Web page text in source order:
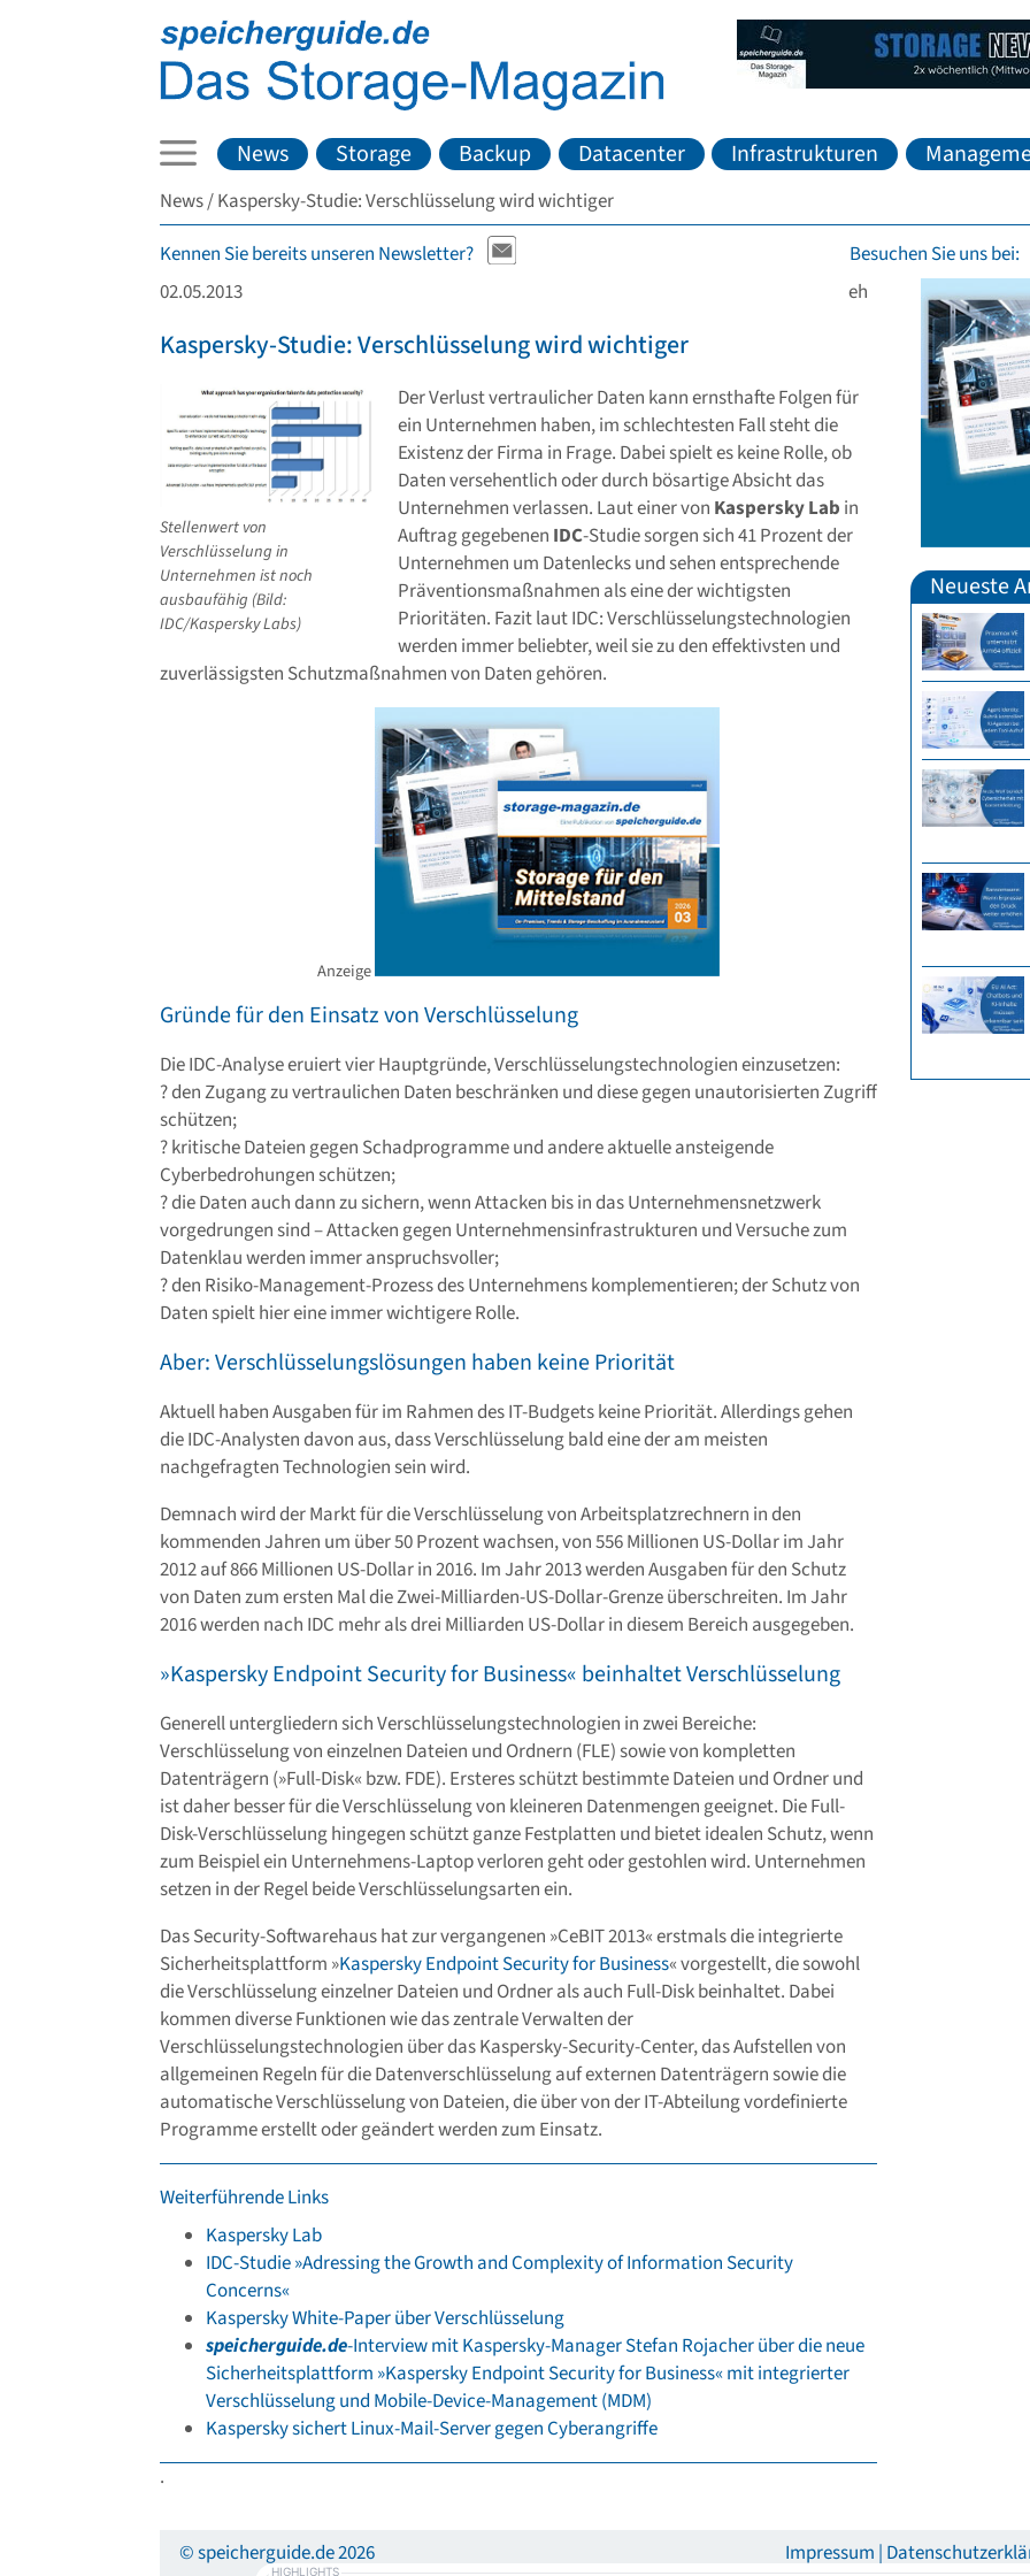
News Storage Backup Datacenter Infrastrukturen
News Kaspersky-Studie: Verschlüsselung wird wichtiger
Kennen Sie bereits unseren Newsletter?
Besuchen Sie uns bei:
02.05.2013
eh
Kaspersky-Studie: Verschlüsselung wird wichtiger
Stellenwert von
Verschlüsselung in
Unternehmen ist noch
ausbaufähig (Bild:
IDC/Kaspersky Labs)
Der Verlust vertraulicher Daten kann ernsthafte Folgen für
ein Unternehmen haben, im schlechtesten Fall steht die
Existenz der Firma in Frage. Dabei spielt es keine Rolle, ob
Daten versehentlich oder durch bösartige Absicht das
Unternehmen verlassen. Laut einer von Kaspersky Lab in
Auftrag gegebenen IDC-Studie sorgen sich 41 Prozent der
Unternehmen um Datenlecks und sehen entsprechende
Präventionsmaßnahmen als eine der wichtigsten
Prioritäten. Fazit laut IDC: Verschlüsselungstechnologien
werden immer beliebter, weil sie zu den effektivsten und
zuverlässigsten Schutzmaßnahmen von Daten gehören.
Anzeige
Gründe für den Einsatz von Verschlüsselung
Die IDC-Analyse eruiert vier Hauptgründe, Verschlüsselungstechnologien einzusetzen:
? den Zugang zu vertraulichen Daten beschränken und diese gegen unautorisierten Zugriff
schützen;
? kritische Dateien gegen Schadprogramme und andere aktuelle ansteigende
Cyberbedrohungen schützen;
? die Daten auch dann zu sichern, wenn Attacken bis in das Unternehmensnetzwerk
vorgedrungen sind – Attacken gegen Unternehmensinfrastrukturen und Versuche zum
Datenklau werden immer anspruchsvoller;
? den Risiko-Management-Prozess des Unternehmens komplementieren; der Schutz von
Daten spielt hier eine immer wichtigere Rolle.
Aber: Verschlüsselungslösungen haben keine Priorität
Aktuell haben Ausgaben für im Rahmen des IT-Budgets keine Priorität. Allerdings gehen
die IDC-Analysten davon aus, dass Verschlüsselung bald eine der am meisten
nachgefragten Technologien sein wird.
Demnach wird der Markt für die Verschlüsselung von Arbeitsplatzrechnern in den
kommenden Jahren um über 50 Prozent wachsen, von 556 Millionen US-Dollar im Jahr
2012 auf 866 Millionen US-Dollar in 2016. Im Jahr 2013 werden Ausgaben für den Schutz
von Daten zum ersten Mal die Zwei-Milliarden-US-Dollar-Grenze überschreiten. Im Jahr
2016 werden nach IDC mehr als drei Milliarden US-Dollar in diesem Bereich ausgegeben.
»Kaspersky Endpoint Security for Business« beinhaltet Verschlüsselung
Generell untergliedern sich Verschlüsselungstechnologien in zwei Bereiche:
Verschlüsselung von einzelnen Dateien und Ordnern (FLE) sowie von kompletten
Datenträgern (»Full-Disk« bzw. FDE). Ersteres schützt bestimmte Dateien und Ordner und
ist daher besser für die Verschlüsselung von kleineren Datenmengen geeignet. Die Full-
Disk-Verschlüsselung hingegen schützt ganze Festplatten und bietet idealen Schutz, wenn
zum Beispiel ein Unternehmens-Laptop verloren geht oder gestohlen wird. Unternehmen
setzen in der Regel beide Verschlüsselungsarten ein.
Das Security-Softwarehaus hat zur vergangenen »CeBIT 2013« erstmals die integrierte
Sicherheitsplattform »Kaspersky Endpoint Security for Business« vorgestellt, die sowohl
die Verschlüsselung einzelner Dateien und Ordner als auch Full-Disk beinhaltet. Dabei
kommen diverse Funktionen wie das zentrale Verwalten der
Verschlüsselungstechnologien über das Kaspersky-Security-Center, das Aufstellen von
allgemeinen Regeln für die Datenverschlüsselung auf externen Datenträgern sowie die
automatische Verschlüsselung von Dateien, die über von der IT-Abteilung vordefinierte
Programme erstellt oder geändert werden zum Einsatz.
Weiterführende Links
Kaspersky Lab
IDC-Studie »Adressing the Growth and Complexity of Information Security
Concerns«
Kaspersky White-Paper über Verschlüsselung
speicherguide.de-Interview mit Kaspersky-Manager Stefan Rojacher über die neue
Sicherheitsplattform »Kaspersky Endpoint Security for Business« mit integrierter
Verschlüsselung und Mobile-Device-Management (MDM)
Kaspersky sichert Linux-Mail-Server gegen Cyberangriffe
.
Neueste
© speicherguide.de 2026 Impressum